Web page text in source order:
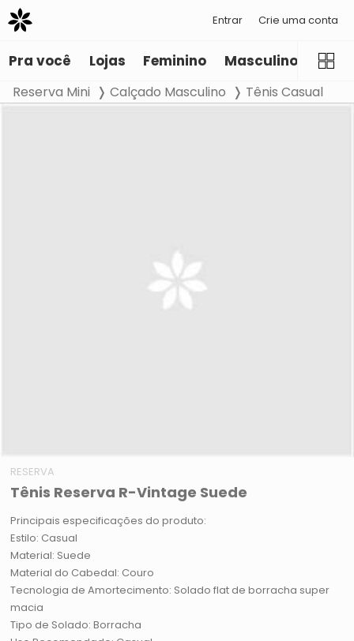
Entrar Crie uma conta
Pra você Lojas Feminino Masculino
Reserva Mini Calçado Masculino Tênis Casual
RESERVA
Tênis Reserva R-Vintage Suede
Principais especificações do produto:
Estilo: Casual
Material: Suede
Material do Cabedal: Couro
Tecnologia de Amortecimento: Solado flat de borracha super
macia
Tipo de Solado: Borracha